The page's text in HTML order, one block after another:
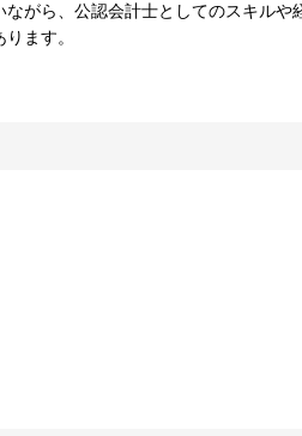
がら、公認会計士としてのスキルや
ます。